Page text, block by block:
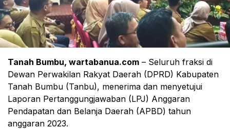
Tanah Bumbu, wartabanua.com – Seluruh fraksi di
Dewan Perwakilan Rakyat Daerah (DPRD) Kabupaten
Tanah Bumbu (Tanbu), menerima dan menyetujui
Laporan Pertanggungjawaban (LPJ) Anggaran
Pendapatan dan Belanja Daerah (APBD) tahun
anggaran 2023.